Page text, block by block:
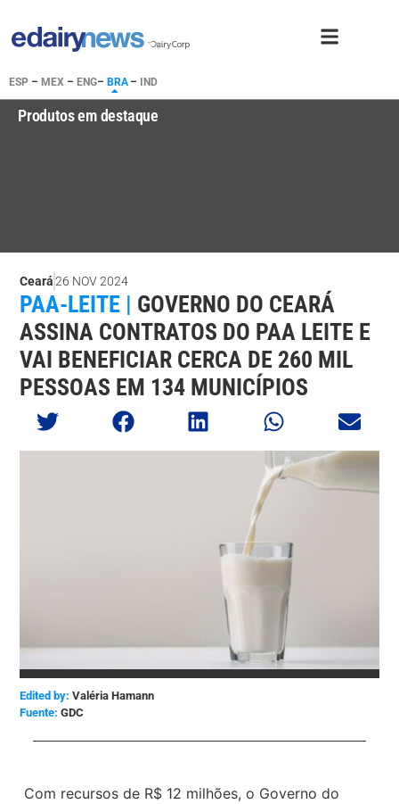
ESP – MEX – ENG– BRA– IND
Produtos em destaque
Ceará 26 NOV 2024
PAA-LEITE | GOVERNO DO CEARÁ
ASSINA CONTRATOS DO PAA LEITE E
VAI BENEFICIAR CERCA DE 260 MIL
PESSOAS EM 134 MUNICÍPIOS
Edited by: Valéria Hamann
GDC
Com recursos de R$ 12 milhões, o Governo do